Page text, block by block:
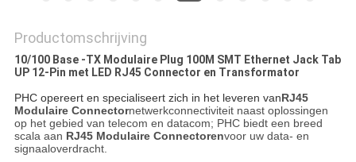
Productomschrijving
10/100 Base -TX Modulaire Plug 100M SMT Ethernet Jack Tab
UP 12-Pin met LED RJ45 Connector en Transformator
PHC opereert en specialiseert zich in het leveren vanRJ45
Modulaire Connectornetwerkconnectiviteit naast oplossingen
op het gebied van telecom en datacom; PHC biedt een breed
scala aan RJ45 Modulaire Connectorenvoor uw data- en
signaaloverdracht.